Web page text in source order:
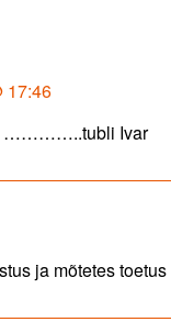
17:46
…………..tubli Ivar
ja mõtetes